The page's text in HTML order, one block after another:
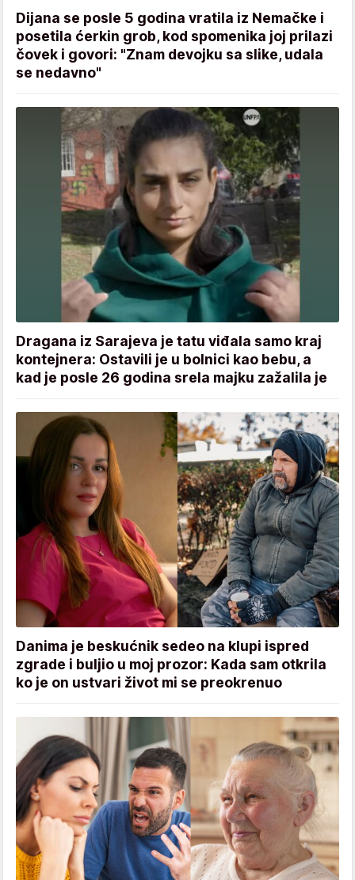
Dijana se posle 5 godina vratila iz Nemačke i
posetila ćerkin grob, kod spomenika joj prilazi
čovek i govori: "Znam devojku sa slike, udala
se nedavno"
Dragana iz Sarajeva je tatu viđala samo kraj
kontejnera: Ostavili je u bolnici kao bebu, a
kad je posle 26 godina srela majku zažalila je
Danima je beskućnik sedeo na klupi ispred
zgrade i buljio u moj prozor: Kada sam otkrila
ko je on ustvari život mi se preokrenuo